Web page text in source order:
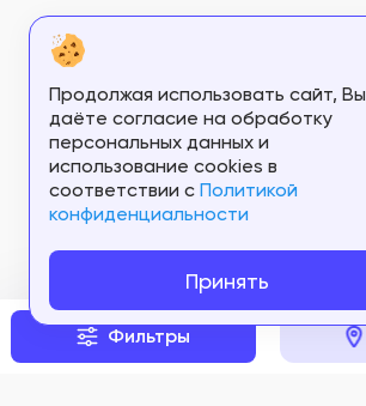
Фильтры
Продолжая использовать сайт, Вы
даёте согласие на обработку
персональных данных и
использование cookies в
соответствии c Политикой
конфиденциальности
Принять